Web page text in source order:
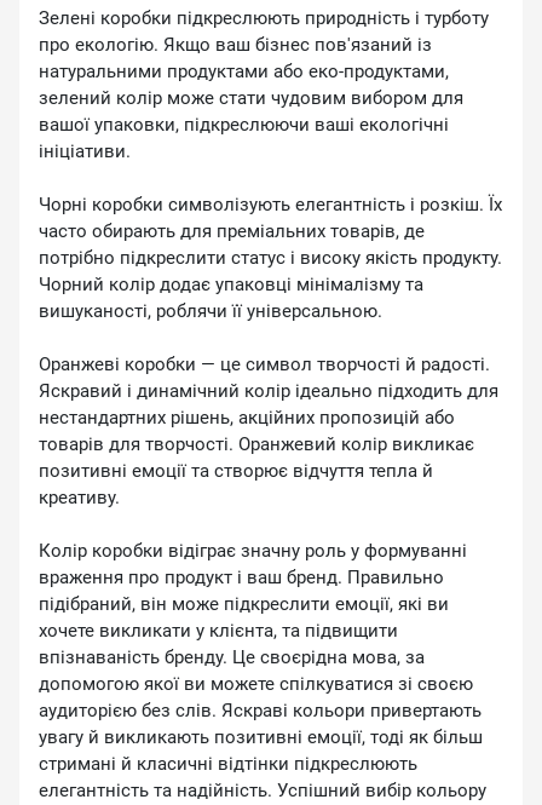
Зелені коробки підкреслюють природність і турботу
про екологію. Якщо ваш бізнес пов'язаний із
натуральними продуктами або еко-продуктами,
зелений колір може стати чудовим вибором для
вашої упаковки, підкреслюючи ваші екологічні
ініціативи.
Чорні коробки символізують елегантність і розкіш. Їх
часто обирають для преміальних товарів, де
потрібно підкреслити статус і високу якість продукту.
Чорний колір додає упаковці мінімалізму та
вишуканості, роблячи її універсальною.
Оранжеві коробки — це символ творчості й радості.
Яскравий і динамічний колір ідеально підходить для
нестандартних рішень, акційних пропозицій або
товарів для творчості. Оранжевий колір викликає
позитивні емоції та створює відчуття тепла й
креативу.
Колір коробки відіграє значну роль у формуванні
враження про продукт і ваш бренд. Правильно
підібраний, він може підкреслити емоції, які ви
хочете викликати у клієнта, та підвищити
впізнаваність бренду. Це своєрідна мова, за
допомогою якої ви можете спілкуватися зі своєю
аудиторією без слів. Яскраві кольори привертають
увагу й викликають позитивні емоції, тоді як більш
стримані й класичні відтінки підкреслюють
елегантність та надійність. Успішний вибір кольору